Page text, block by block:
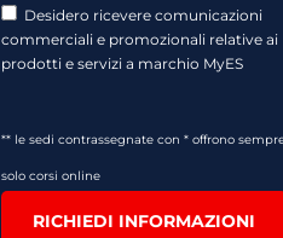
Desidero ricevere comunicazioni
commerciali e promozionali relative ai
prodotti e servizi a marchio MyES
** le sedi contrassegnate con * offrono
solo corsi online
RICHIEDI INFORMAZIONI